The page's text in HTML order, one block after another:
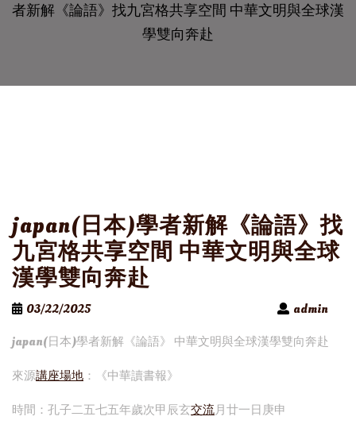
者新解《論語》找九宮格共享空間 中華文明與全球漢
學雙向奔赴
japan(日本)學者新解《論語》找
九宮格共享空間 中華文明與全球
漢學雙向奔赴
03/22/2025
admin
japan(日本)學者新解《論語》 中華文明與全球漢學雙向奔赴
來源講座場地 ：《中華讀書報》
時間：孔子二五七五年歲次甲辰玄交流月廿一日庚申